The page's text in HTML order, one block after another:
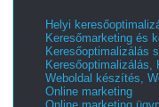
Helyi
Keresőmarketing és
Keresőoptimalizálás
Keresőoptimalizálás,
Weboldal készítés,
Online marketing
Online marketing